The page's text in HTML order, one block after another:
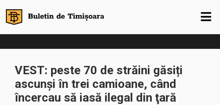
VEST: peste 70 de străini găsiți
ascunși în trei camioane, când
încercau să iasă ilegal din ţară